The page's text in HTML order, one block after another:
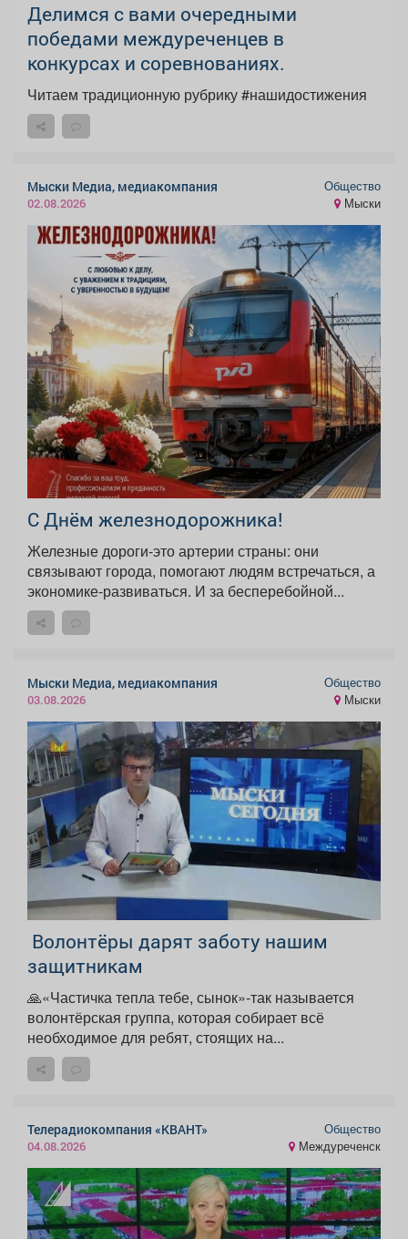
Делимся с вами очередными
победами междуреченцев в
конкурсах и соревнованиях.
Читаем традиционную рубрику #нашидостижения
Мыски Медиа, медиакомпания
02.08.2026
Общество
Мыски
С Днём железнодорожника!
Железные дороги-это артерии страны: они
связывают города, помогают людям встречаться, а
экономике-развиваться. И за бесперебойной...
Мыски Медиа, медиакомпания
03.08.2026
Общество
Мыски
️ Волонтёры дарят заботу нашим
защитникам
🙏«Частичка тепла тебе, сынок»-так называется
волонтёрская группа, которая собирает всё
необходимое для ребят, стоящих на...
Телерадиокомпания «КВАНТ»
04.08.2026
Общество
Междуреченск